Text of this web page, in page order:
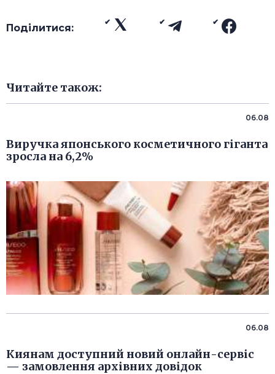
Поділитися:
Читайте також:
06.08
Виручка японського косметичного гіганта
зросла на 6,2%
06.08
Киянам доступний новий онлайн-сервіс
— замовлення архівних довідок